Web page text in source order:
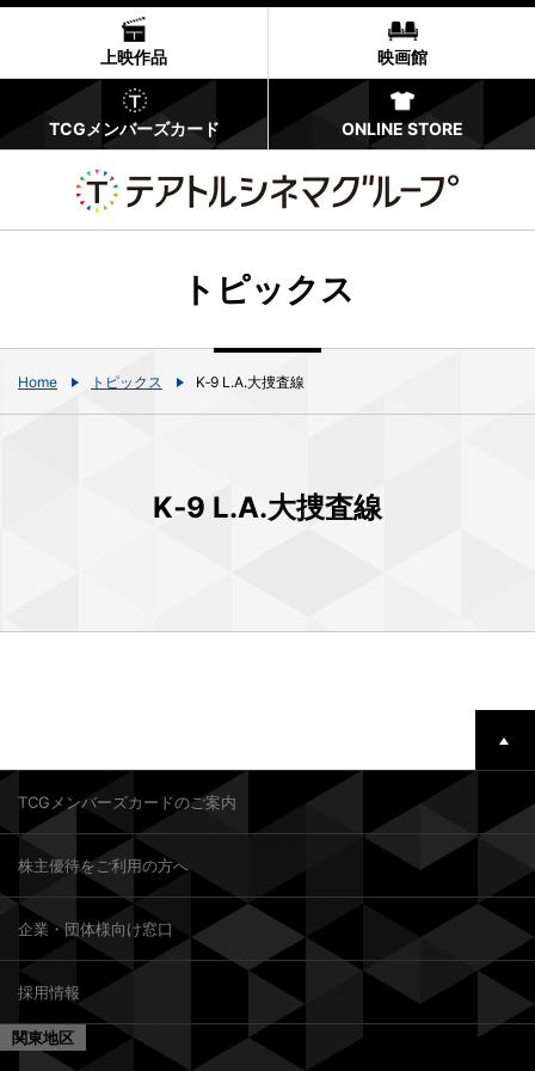
上映作品 映画館
TCGメンバーズカード ONLINE STORE
トピックス
Home トピックス K‐9 L.A.大捜査線
K‐9 L.A.大捜査線
TCGメンバーズカードのご案内
株主優待をご利用の方へ
企業・団体様向け窓口
採用情報
関東地区